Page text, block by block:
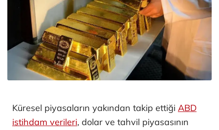
Küresel piyasaların yakından takip ettiği ABD
istihdam verileri, dolar ve tahvil piyasasının